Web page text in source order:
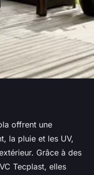
et
et
offrent une
la pluie et les UV,
Grâce à des
Tecplast, elles